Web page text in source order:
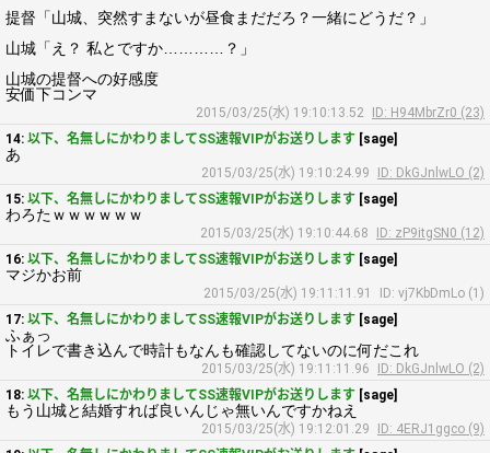
提督「山城、突然すまないが昼食まだだろ？一緒にどうだ？」
山城「え？ 私とですか…………？」
山城の提督への好感度
安価下コンマ
2015/03/25(水) 19:10:13.52
ID: H94MbrZr0 (23)
14: 以下、名無しにかわりましてSS速報VIPがお送りします [sage]
あ
2015/03/25(水) 19:10:24.99
ID: DkGJnlwLO (2)
15: 以下、名無しにかわりましてSS速報VIPがお送りします [sage]
わろたｗｗｗｗｗｗ
2015/03/25(水) 19:10:44.68
ID: zP9itgSN0 (12)
16: 以下、名無しにかわりましてSS速報VIPがお送りします [sage]
マジかお前
2015/03/25(水) 19:11:11.91
ID: vj7KbDmLo (1)
17: 以下、名無しにかわりましてSS速報VIPがお送りします [sage]
ふぁっ
トイレで書き込んで時計もなんも確認してないのに何だこれ
2015/03/25(水) 19:11:11.96
ID: DkGJnlwLO (2)
18: 以下、名無しにかわりましてSS速報VIPがお送りします [sage]
もう山城と結婚すれば良いんじゃ無いんですかねえ
2015/03/25(水) 19:12:01.29
ID: 4ERJ1ggco (9)